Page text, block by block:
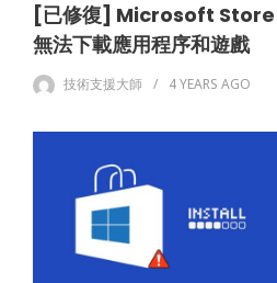
[已修復] Microsoft Store
無法下載應用程序和遊戲
技術支援大師 4 YEARS AGO